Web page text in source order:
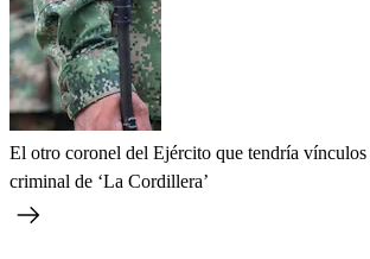
El otro coronel del Ejército que tendría vínculos
criminal de ‘La Cordillera’